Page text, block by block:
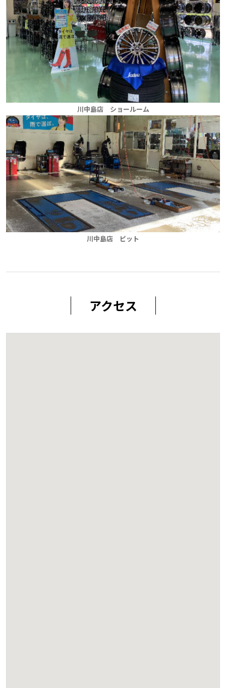
川中島店 ショールーム
川中島店 ピット
アクセス